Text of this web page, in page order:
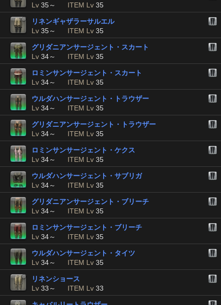
Lv 35～ ITEM Lv 35
リネンギャザラーサルエル
Lv 35～ ITEM Lv 35
グリダニアンサージェント・スカート
Lv 34～ ITEM Lv 35
ロミンサンサージェント・スカート
Lv 34～ ITEM Lv 35
ウルダハンサージェント・トラウザー
Lv 34～ ITEM Lv 35
グリダニアンサージェント・トラウザー
Lv 34～ ITEM Lv 35
ロミンサンサージェント・ケクス
Lv 34～ ITEM Lv 35
ウルダハンサージェント・サブリガ
Lv 34～ ITEM Lv 35
グリダニアンサージェント・ブリーチ
Lv 34～ ITEM Lv 35
ロミンサンサージェント・ブリーチ
Lv 34～ ITEM Lv 35
ウルダハンサージェント・タイツ
Lv 34～ ITEM Lv 35
リネンショース
Lv 33～ ITEM Lv 33